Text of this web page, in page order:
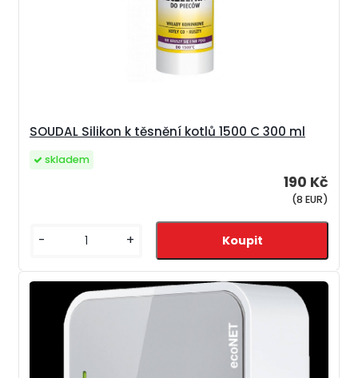
SOUDAL Silikon k těsnění kotlů 1500 C 300 ml
190 Kč
(8 EUR)
skladem
- +